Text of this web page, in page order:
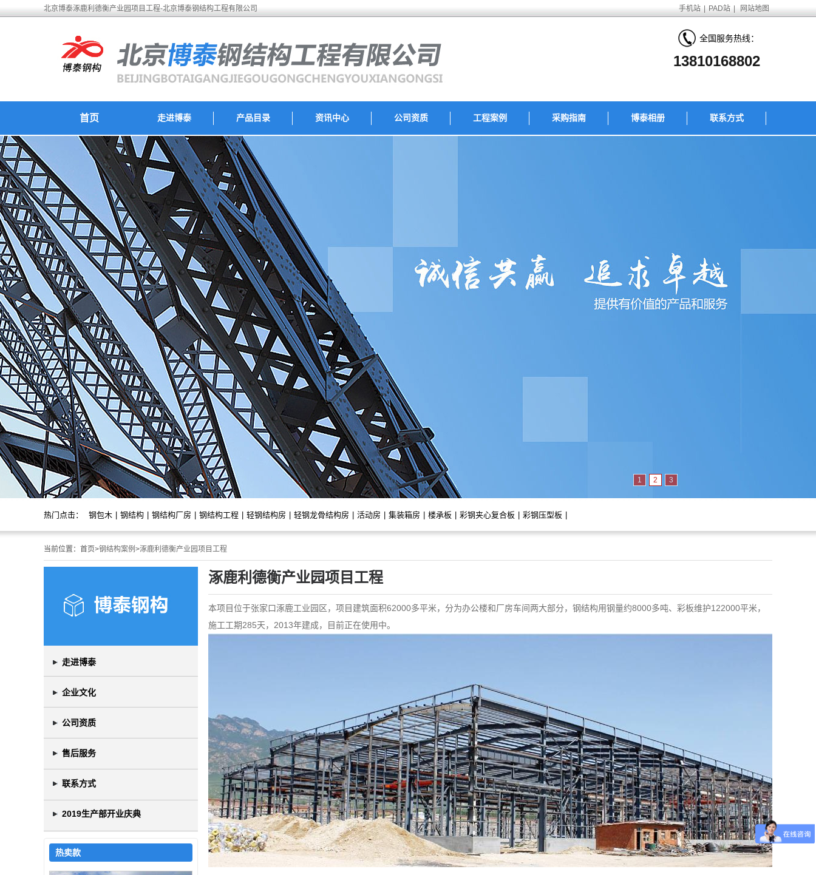
北京博泰涿鹿利德衡产业园项目工程-北京博泰钢结构工程有限公司 手机站 PAD站 网站地图
全国服务热线：
13810168802
首页 走进博泰 产品目录 资讯中心 公司资质 工程案例 采购指南 博泰相册 联系方式
1 2 3
热门点击： 钢包木 钢结构 钢结构厂房 钢结构工程 轻钢结构房 轻钢龙骨结构房 活动房 集装箱房 楼承板 彩钢夹心复合板 彩钢压型板
当前位置： 首页>钢结构案例 >涿鹿利德衡产业园项目工程
涿鹿利德衡产业园项目工程
本项目位于张家口涿鹿工业园区，项目建筑面积62000多平米，分为办公楼和厂房车间两大部分，钢结构用钢量约8000多吨、彩板维护122000平米，
施工工期285天，2013年建成，目前正在使用中。
走进博泰
企业文化
公司资质
售后服务
联系方式
2019生产部开业庆典
热卖款